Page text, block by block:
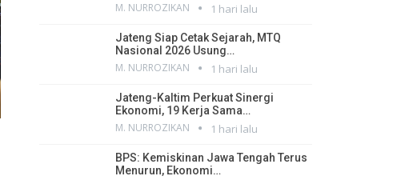
M. NURROZIKAN 1 hari lalu
Jateng Siap Cetak Sejarah, MTQ
Nasional 2026 Usung…
M. NURROZIKAN 1 hari lalu
Jateng-Kaltim Perkuat Sinergi
Ekonomi, 19 Kerja Sama…
M. NURROZIKAN 1 hari lalu
BPS: Kemiskinan Jawa Tengah Terus
Menurun, Ekonomi…